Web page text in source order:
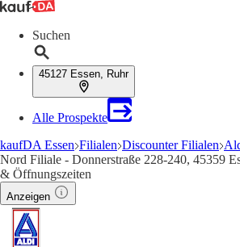
Suchen
45127 Essen, Ruhr
Alle Prospekte
kaufDA Essen Filialen Discounter Filialen
Nord Filiale - Donnerstraße 228-240, 45359
& Öffnungszeiten
Anzeigen